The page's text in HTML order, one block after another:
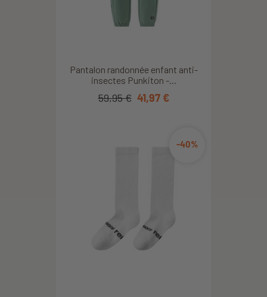
Pantalon randonnée enfant anti-
insectes Punkiton -...
59,95 € 41,97 €
-40%